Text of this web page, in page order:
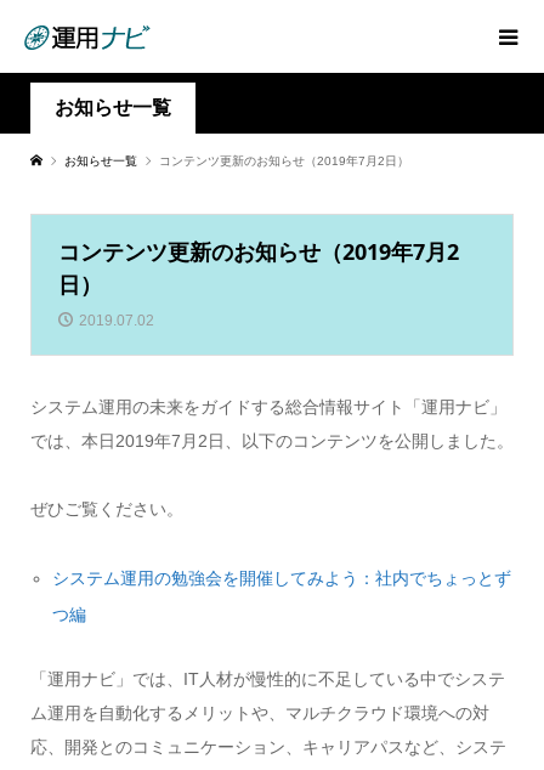
お知らせ一覧
お知らせ一覧 コンテンツ更新のお知らせ（2019年7月2日）
コンテンツ更新のお知らせ（2019年7月2
日）
2019.07.02
システム運用の未来をガイドする総合情報サイト「運用ナビ」
では、本日2019年7月2日、以下のコンテンツを公開しました。
ぜひご覧ください。
システム運用の勉強会を開催してみよう：社内でちょっとず
つ編
「運用ナビ」では、IT人材が慢性的に不足している中でシステ
ム運用を自動化するメリットや、マルチクラウド環境への対
応、開発とのコミュニケーション、キャリアパスなど、システ